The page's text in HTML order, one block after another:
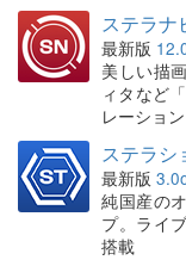
ステラナ
最新版
美しい描
ィタなど
レーション
ステラシ
最新版
純国産の
プ。ライ
搭載